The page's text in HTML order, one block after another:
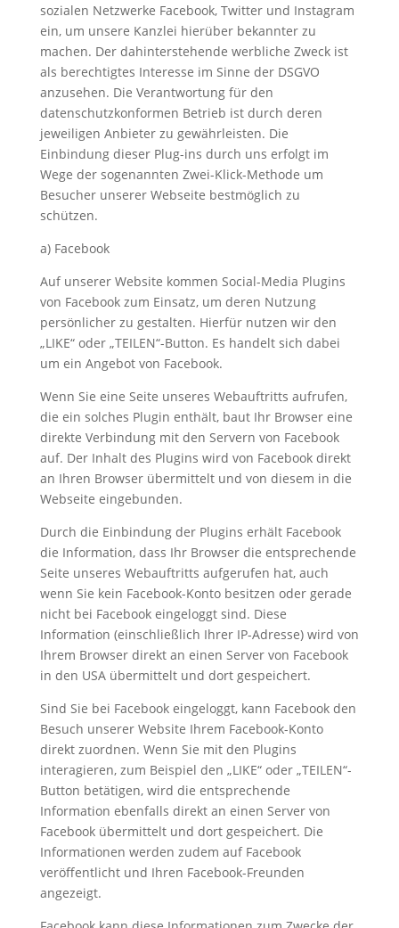
sozialen Netzwerke Facebook, Twitter und Instagram
ein, um unsere Kanzlei hierüber bekannter zu
machen. Der dahinterstehende werbliche Zweck ist
als berechtigtes Interesse im Sinne der DSGVO
anzusehen. Die Verantwortung für den
datenschutzkonformen Betrieb ist durch deren
jeweiligen Anbieter zu gewährleisten. Die
Einbindung dieser Plug-ins durch uns erfolgt im
Wege der sogenannten Zwei-Klick-Methode um
Besucher unserer Webseite bestmöglich zu
schützen.
a) Facebook
Auf unserer Website kommen Social-Media Plugins
von Facebook zum Einsatz, um deren Nutzung
persönlicher zu gestalten. Hierfür nutzen wir den
„LIKE“ oder „TEILEN“-Button. Es handelt sich dabei
um ein Angebot von Facebook.
Wenn Sie eine Seite unseres Webauftritts aufrufen,
die ein solches Plugin enthält, baut Ihr Browser eine
direkte Verbindung mit den Servern von Facebook
auf. Der Inhalt des Plugins wird von Facebook direkt
an Ihren Browser übermittelt und von diesem in die
Webseite eingebunden.
Durch die Einbindung der Plugins erhält Facebook
die Information, dass Ihr Browser die entsprechende
Seite unseres Webauftritts aufgerufen hat, auch
wenn Sie kein Facebook-Konto besitzen oder gerade
nicht bei Facebook eingeloggt sind. Diese
Information (einschließlich Ihrer IP-Adresse) wird von
Ihrem Browser direkt an einen Server von Facebook
in den USA übermittelt und dort gespeichert.
Sind Sie bei Facebook eingeloggt, kann Facebook den
Besuch unserer Website Ihrem Facebook-Konto
direkt zuordnen. Wenn Sie mit den Plugins
interagieren, zum Beispiel den „LIKE“ oder „TEILEN“-
Button betätigen, wird die entsprechende
Information ebenfalls direkt an einen Server von
Facebook übermittelt und dort gespeichert. Die
Informationen werden zudem auf Facebook
veröffentlicht und Ihren Facebook-Freunden
angezeigt.